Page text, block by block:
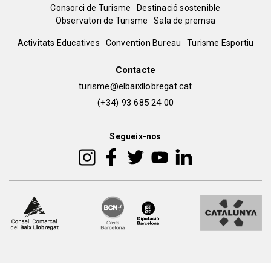
Menú
del
Consorci de Turisme
Destinació sostenible
Observatori de Turisme
Sala de premsa
Peu
Activitats Educatives Convention Bureau Turisme Esportiu
Contacte
turisme@elbaixllobregat.cat
(+34) 93 685 24 00
Segueix-nos